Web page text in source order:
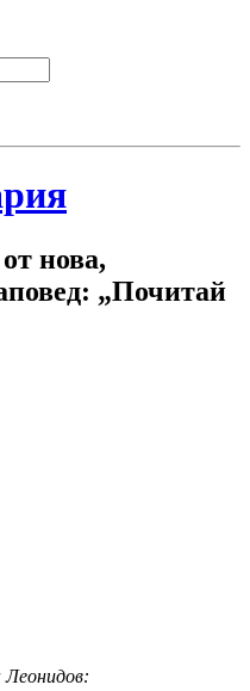
нова,
„Почитай
Леонидов: